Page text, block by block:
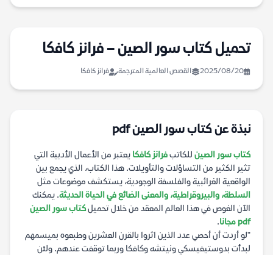
تحميل كتاب سور الصين – فرانز كافكا
2025/08/20 القصص العالمية المترجمة فرانز كافكا
نبذة عن كتاب سور الصين pdf
كتاب سور الصين للكاتبفرانز كافكا يعتبر من الأعمال الأدبية التي
تثير الكثير من التساؤلات والتأويلات. هذا الكتاب، الذي يجمع بين
الواقعية الغرائبية والفلسفة الوجودية، يستكشف موضوعات مثل
السلطة، والبيروقراطية، والمعنى الضائع في الحياة الحديثة. يمكنك
الآن الغوص في هذا العالم المعقد من خلال تحميلكتاب سور الصين
pdf مجانا
.
"لو أردت أن أحصي عدد الذين اثروا بالقرن العشرين وطبعوه بميسمهم
لبدأت بدوستيفيسكي ونيتشه وكافكا وربما توقفت عندهم. ولئن